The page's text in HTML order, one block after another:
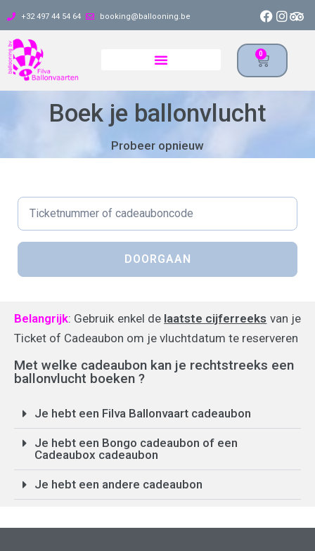
+32 497 44 54 64 booking@ballooning.be
0
Boek je ballonvlucht
Probeer opnieuw
Belangrijk: Gebruik enkel de laatste cijferreeks van je
Ticket of Cadeaubon om je vluchtdatum te reserveren
Met welke cadeaubon kan je rechtstreeks een
ballonvlucht boeken ?
Je hebt een Filva Ballonvaart cadeaubon
Je hebt een Bongo cadeaubon of een
Cadeaubox cadeaubon
Je hebt een andere cadeaubon